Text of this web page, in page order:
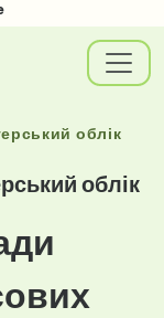
облік
облік